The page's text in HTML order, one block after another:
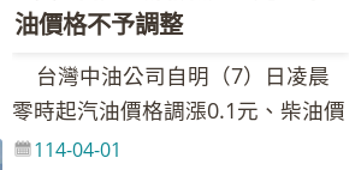
務詢問請洽本公司1912客服專線
整、柴油實際每公升價格調漲0.2
元。吸收金額如下表： 吸收金額／
每公升 政府調降貨物稅 維持亞鄰國
家最低價 平穩措施 合計 汽油 2.2
0.2 0.0 2.4 柴油 1.6 0.0 0.0 1.6
制調整原則，汽、柴油每公升應各
(日、韓、港、星)，且計算後95無
鉛汽油低於30元，未達啟動平穩措
施門檻，國內汽、柴油實際每公升
台灣中油表示，本週國際油價下
跌。浮動油價調整原則調價指標
7D3B週均價下跌9.77美元，新臺幣
兌美元匯率升值0.228元，跌幅為
10.97%。按浮動油價機制調整原
油價格不予調整
台灣中油公司自明（7）日凌晨
零時起汽油價格調漲0.1元、柴油價
格不調整，參考零售價格分別為92
114-04-01